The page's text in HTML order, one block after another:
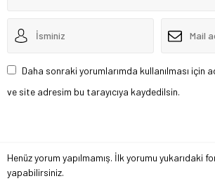
Daha sonraki yorumlarımda kullanılması için
ve site adresim bu tarayıcıya kaydedilsin.
Henüz yorum yapılmamış. İlk yorumu yukarıdaki
yapabilirsiniz.